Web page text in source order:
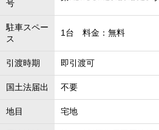
号
駐車スペー
ス
1台 料金：無料
引渡時期 即引渡可
国土法届出 不要
地目 宅地